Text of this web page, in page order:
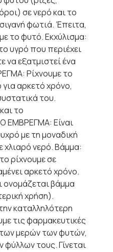
σε νερό και το
φωτιά. Έπειτα,
το φυτό. Εκχύλισμα:
υγρό που περιέχει
εξατμιστεί ένα
Ρίχνουμε το
αρκετό χρόνο,
του.
το
ΕΜΒΡΕΓΜΑ: Είναι
με τη μοναδική
χλιαρό νερό. Βάμμα:
ρίχνουμε σε
αρκετό χρόνο.
βάμμα
χρήση).
καταλληλότερη
τις φαρμακευτικές
μερών των φυτών,
τους. Γίνεται